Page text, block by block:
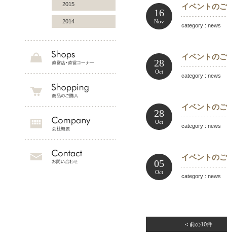
2015
2014
16
Nov
イベントの
category : news
28
Oct
イベントの
category : news
28
Oct
イベントの
category : news
05
Oct
イベントの
category : news
< 前の10件